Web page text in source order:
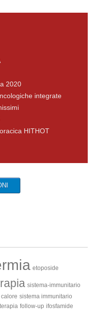
2020
integrate
HITHOT
etoposide
sistema-immunitario
calore sistema immunitario
follow-up ifosfamide